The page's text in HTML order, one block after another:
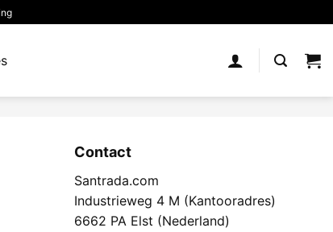
Contact
Santrada.com
Industrieweg 4 M (Kantooradres)
6662 PA Elst (Nederland)